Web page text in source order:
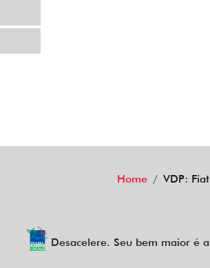
Home VDP:
Desacelere. Seu bem maior é